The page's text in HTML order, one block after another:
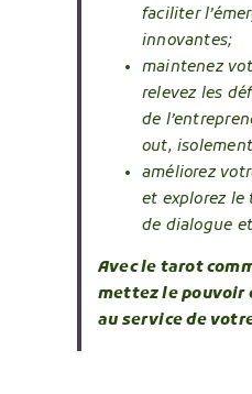
faciliter
innovantes;
maintenez
relevez les
de
out,
améliorez
et explorez le
de dialogue
Avec le tarot
mettez le
au service de